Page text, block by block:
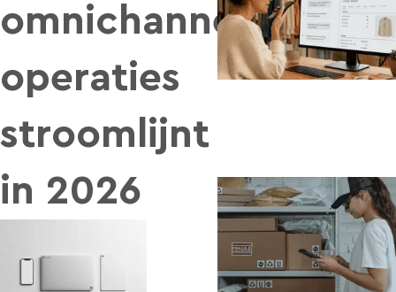
omnichannel
operaties
stroomlijnt
in 2026